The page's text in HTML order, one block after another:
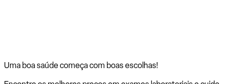
Uma boa saúde começa com boas escolhas!